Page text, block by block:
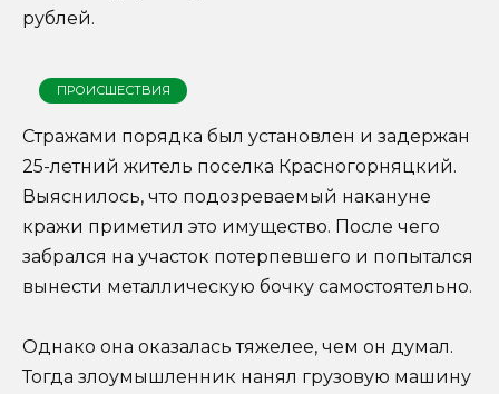
рублей.
ПРОИСШЕСТВИЯ
Стражами порядка был установлен и задержан
25-летний житель поселка Красногорняцкий.
Выяснилось, что подозреваемый накануне
кражи приметил это имущество. После чего
забрался на участок потерпевшего и попытался
вынести металлическую бочку самостоятельно.
Однако она оказалась тяжелее, чем он думал.
Тогда злоумышленник нанял грузовую машину